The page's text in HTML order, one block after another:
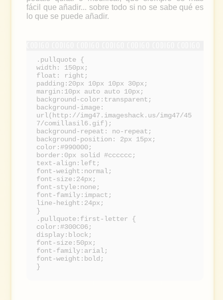
fácil que añadir... sobre todo si no se sabe qué es
lo que se puede añadir.
.pullquote {
width: 150px;
float: right;
padding:20px 10px 10px 30px;
margin:10px auto auto 10px;
background-color:transparent;
background-image:
url(http://img47.imageshack.us/img47/45
7/comillasil6.gif);
background-repeat: no-repeat;
background-position: 2px 15px;
color:#990000;
border:0px solid #cccccc;
text-align:left;
font-weight:normal;
font-size:24px;
font-style:none;
font-family:impact;
line-height:24px;
}
.pullquote:first-letter {
color:#300C06;
display:block;
font-size:50px;
font-family:arial;
font-weight:bold;
}